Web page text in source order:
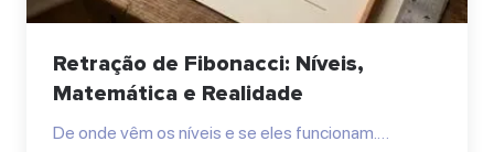
Retração de Fibonacci: Níveis,
Matemática e Realidade
De onde vêm os níveis e se eles funcionam.…